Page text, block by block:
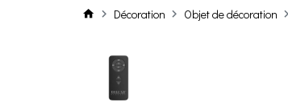
Décoration Objet de décoration